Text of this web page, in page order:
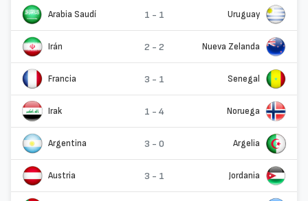
Arabia Saudí 1 - 1 Uruguay
Irán 2 - 2 Nueva Zelanda
Francia 3 - 1 Senegal
Irak 1 - 4 Noruega
Argentina 3 - 0 Argelia
Austria 3 - 1 Jordania